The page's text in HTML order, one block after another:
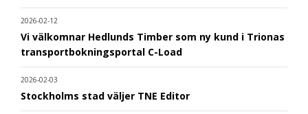
2026-02-12
Vi välkomnar Hedlunds Timber som ny kund i Trionas
transportbokningsportal C-Load
2026-02-03
Stockholms stad väljer TNE Editor